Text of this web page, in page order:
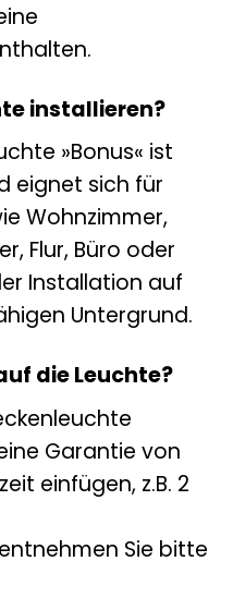
installieren?
»Bonus« ist
eignet sich für
Wohnzimmer,
Flur, Büro oder
Installation auf
Untergrund.
die Leuchte?
Garantie von
einfügen, z.B. 2
Sie bitte